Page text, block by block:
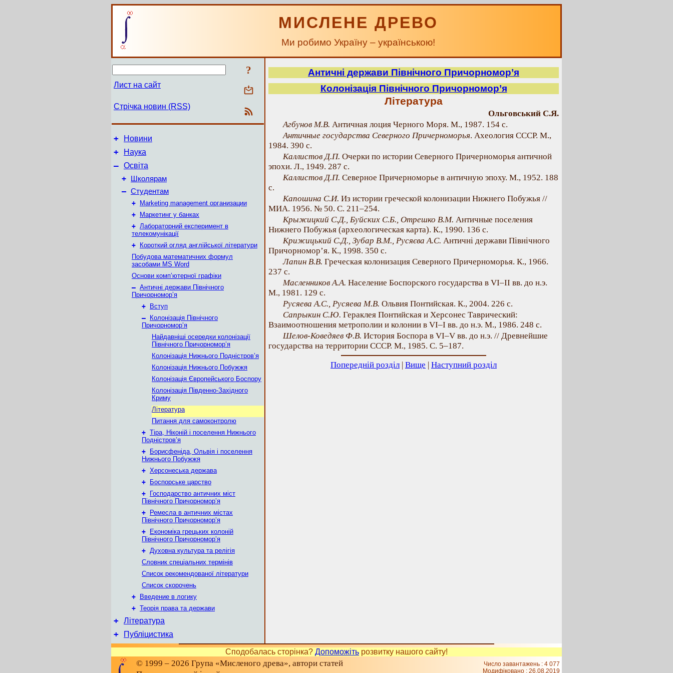
МИСЛЕНЕ ДРЕВО
Ми робимо Україну – українською!
?
Лист на сайт
Стрічка новин (RSS)
+ Новини
+ Наука
– Освіта
+
Школярам
– Студентам
+
Marketing management организации
+
Маркетинг у банках
+ Лабораторний експеримент в
телекомунікації
+
Короткий огляд англійської літератури
Побудова математичних формул
засобами MS Word
Основи комп’ютерної графіки
– Античні держави Північного
Причорномор’я
+
Вступ
–
Колонізація Північного
Причорномор’я
Найдавніші осередки колонізації
Північного Причорномор’я
Колонізація Нижнього Подністров’я
Колонізація Нижнього Побужжя
Колонізація Європейського Боспору
Колонізація Південно-Західного
Криму
Література
Питання для самоконтролю
+ Тіра, Ніконій і поселення Нижнього
Подністров’я
+
Борисфеніда, Ольвія і поселення
Нижнього Побужжя
+ Херсонеська держава
+
Боспорське царство
+
Господарство античних міст
Північного Причорномор’я
+
Ремесла в античних містах
Північного Причорномор’я
+
Економіка грецьких колоній
Північного Причорномор’я
+ Духовна культура та релігія
Словник спеціальних термінів
Список рекомендованої літератури
Список скорочень
+
Введение в логику
+ Теорія права та держави
+ Література
+ Публіцистика
Античні держави Північного Причорномор’я
Колонізація Північного Причорномор’я
Література
Ольговський С.Я.
Агбунов М.В. Античная лоция Черного Моря. М., 1987. 154 с.
Античные государства Северного Причерноморья. Ахеология СССР. М.,
1984. 390 с.
Каллистов Д.П. Очерки по истории Северного Причерноморья античной
эпохи. Л., 1949. 287 с.
Каллистов Д.П. Северное Причерноморье в античную эпоху. М., 1952. 188
с.
Капошина С.И. Из истории греческой колонизации Нижнего Побужья //
МИА. 1956. № 50. С. 211–254.
Крыжицкий С.Д., Буйских С.Б., Отрешко В.М. Античные поселения
Нижнего Побужья (археологическая карта). К., 1990. 136 с.
Крижицький С.Д., Зубар В.М., Русяєва А.С. Античні держави Північного
Причорномор’я. К., 1998. 350 с.
Лапин В.В. Греческая колонизация Северного Причерноморья. К., 1966.
237 с.
Масленников А.А. Население Боспорского государства в VI–II вв. до н.э.
М., 1981. 129 с.
Русяева А.С., Русяева М.В. Ольвия Понтийская. К., 2004. 226 с.
Сапрыкин С.Ю. Гераклея Понтийская и Херсонес Таврический:
Взаимоотношения метрополии и колонии в VI–І вв. до н.э. М., 1986. 248 с.
Шелов-Коведяев Ф.В. История Боспора в VI–V вв. до н.э. // Древнейшие
государства на территории СССР. М., 1985. С. 5–187.
Попередній розділ | Вище | Наступний розділ
Сподобалась сторінка? Допоможіть розвитку нашого сайту!
© 1999 – 2026 Група «Мисленого древа», автори статей
Число завантажень : 4 077
Модифіковано : 26.08.2019